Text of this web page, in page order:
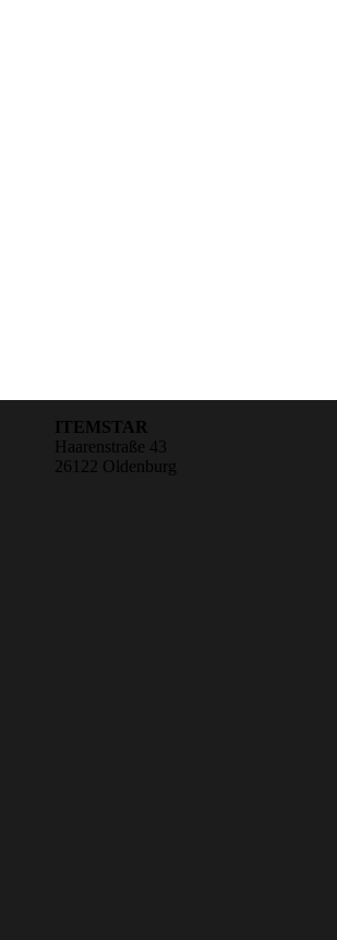
ITEMSTAR
Haarenstraße 43
26122 Oldenburg